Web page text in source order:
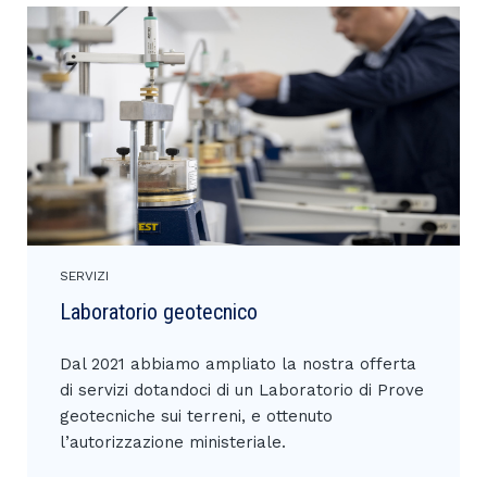
SERVIZI
Laboratorio geotecnico
Dal 2021 abbiamo ampliato la nostra offerta
di servizi dotandoci di un Laboratorio di Prove
geotecniche sui terreni, e ottenuto
l’autorizzazione ministeriale.